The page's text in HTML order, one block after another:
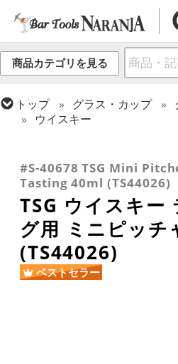
商品カテゴリを見る
トップ グラス・カップ
ウイスキー
テイスティンググラス
東洋佐々木ガラス
#S-40678 TSG Mini
Tasting 40ml (TS44026)
TSG ウイスキー
グ用 ミニピッ
(TS44026)
ベストセラー